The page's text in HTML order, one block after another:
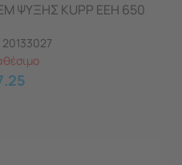
ΨΥΞΗΣ KUPP EEH 650
20133027